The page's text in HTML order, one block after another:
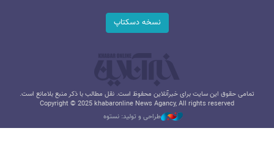
نسخه دسکتاپ
تمامی حقوق این سایت برای خبرآنلاین محفوظ است. نقل مطالب با ذکر منبع بلامانع است.
Copyright © 2025 khabaronline News Agancy, All rights reserved
طراحی و تولید: نستوه